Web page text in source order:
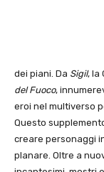
dei piani. Da Sigil, la
del Fuoco,
eroi nel multiverso
Questo
creare personaggi
planare. Oltre a